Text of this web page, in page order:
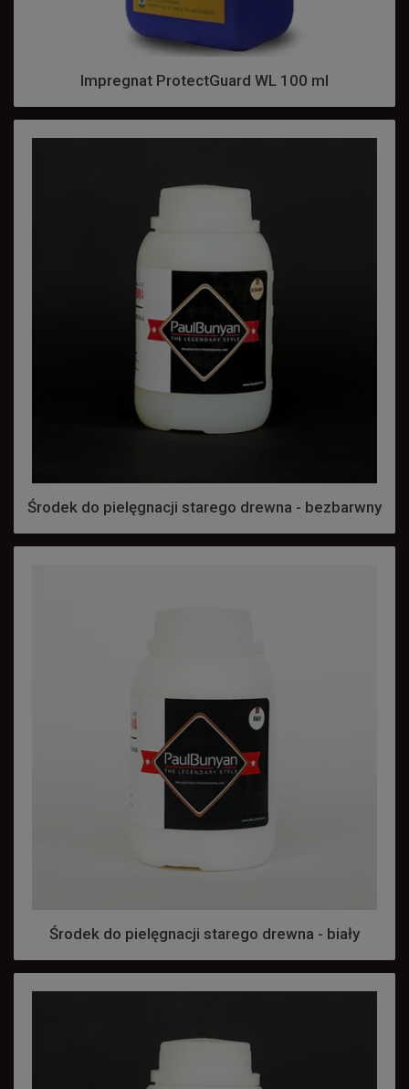
Impregnat ProtectGuard WL 100 ml
Środek do pielęgnacji starego drewna - bezbarwny
Środek do pielęgnacji starego drewna - biały